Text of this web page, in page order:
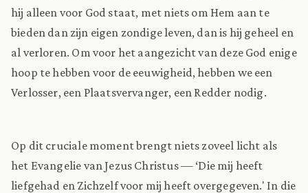
hij alleen voor God staat, met niets om Hem aan te
bieden dan zijn eigen zondige leven, dan is hij geheel en
al verloren. Om voor het aangezicht van deze God enige
hoop te hebben voor de eeuwigheid, hebben we een
Verlosser, een Plaatsvervanger, een Redder nodig.
Op dit cruciale moment brengt niets zoveel licht als
het Evangelie van Jezus Christus — ‘Die mij heeft
liefgehad en Zichzelf voor mij heeft overgegeven.' In die